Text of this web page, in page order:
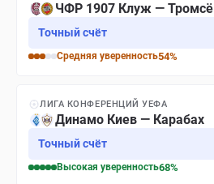
ЧФР 1907 Клуж — Тромсё
Точный счёт
Средняя уверенность54%
ЛИГА КОНФЕРЕНЦИЙ УЕФА
Динамо Киев — Карабах
Точный счёт
Высокая уверенность68%